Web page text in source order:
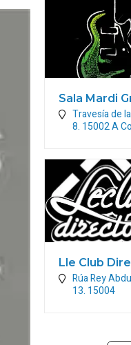
Sala Mardi
Travesía de
8. 15002A
Lle Club
Rúa Rey
13. 15004